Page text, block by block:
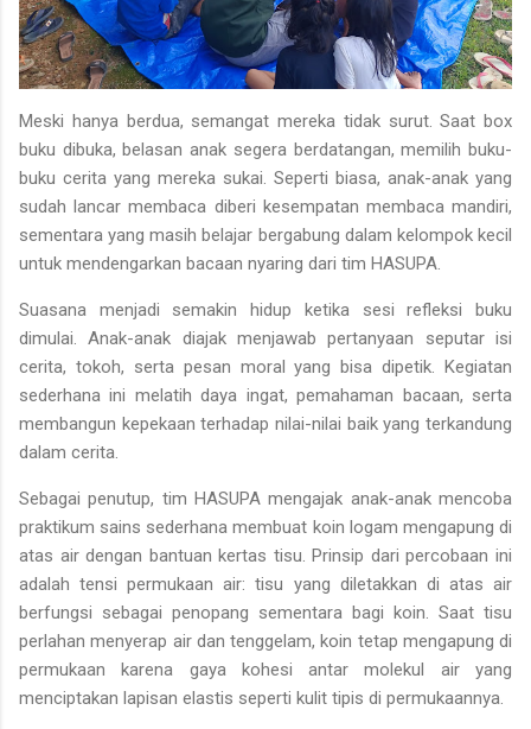
Meski hanya berdua, semangat mereka tidak surut. Saat box
buku dibuka, belasan anak segera berdatangan, memilih buku-
buku cerita yang mereka sukai. Seperti biasa, anak-anak yang
sudah lancar membaca diberi kesempatan membaca mandiri,
sementara yang masih belajar bergabung dalam kelompok kecil
untuk mendengarkan bacaan nyaring dari tim HASUPA.
Suasana menjadi semakin hidup ketika sesi refleksi buku
dimulai. Anak-anak diajak menjawab pertanyaan seputar isi
cerita, tokoh, serta pesan moral yang bisa dipetik. Kegiatan
sederhana ini melatih daya ingat, pemahaman bacaan, serta
membangun kepekaan terhadap nilai-nilai baik yang terkandung
dalam cerita.
Sebagai penutup, tim HASUPA mengajak anak-anak mencoba
praktikum sains sederhana membuat koin logam mengapung di
atas air dengan bantuankertas tisu . Prinsip dari percobaan ini
adalahtensi permukaan air: tisu yang diletakkan di atas air
berfungsi sebagai penopang sementara bagi koin. Saat tisu
perlahan menyerap air dan tenggelam, koin tetap mengapung di
permukaan karena gaya kohesi antar molekul air yang
menciptakan lapisan elastis seperti kulit tipis di permukaannya.